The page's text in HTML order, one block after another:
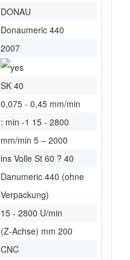
DONAU
Donaumeric 440
2007
SK 40
0,075 - 0,45 mm/min
: min -1 15 - 2800
mm/min 5 – 2000
ins Volle St 60 ? 40
Danumeric 440 (ohne
Verpackung)
15 - 2800 U/min
(Z-Achse) mm 200
CNC